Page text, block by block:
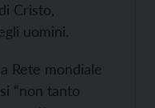
Cristo,
uomini.
Rete mondiale
“non tanto